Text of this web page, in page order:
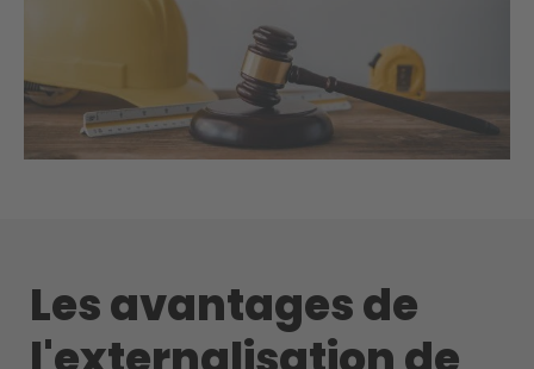
Les avantages de